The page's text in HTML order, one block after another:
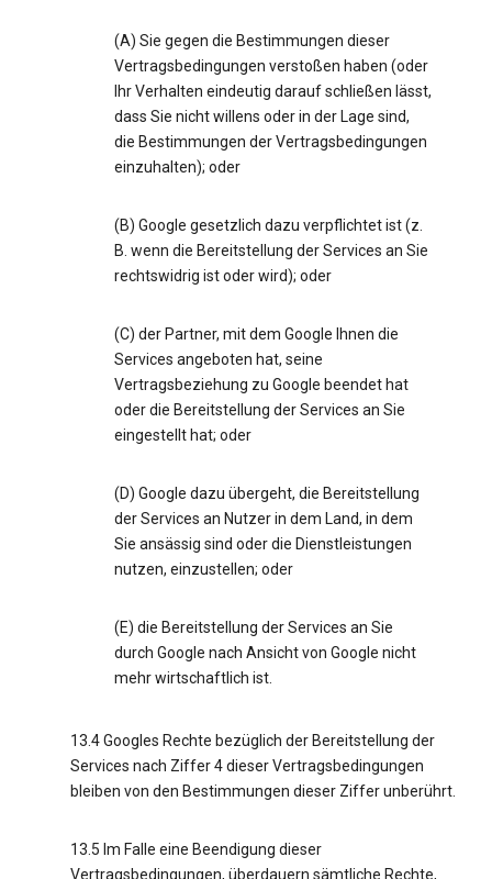
(A) Sie gegen die Bestimmungen dieser
Vertragsbedingungen verstoßen haben (oder
Ihr Verhalten eindeutig darauf schließen lässt,
dass Sie nicht willens oder in der Lage sind,
die Bestimmungen der Vertragsbedingungen
einzuhalten); oder
(B) Google gesetzlich dazu verpflichtet ist (z.
B. wenn die Bereitstellung der Services an Sie
rechtswidrig ist oder wird); oder
(C) der Partner, mit dem Google Ihnen die
Services angeboten hat, seine
Vertragsbeziehung zu Google beendet hat
oder die Bereitstellung der Services an Sie
eingestellt hat; oder
(D) Google dazu übergeht, die Bereitstellung
der Services an Nutzer in dem Land, in dem
Sie ansässig sind oder die Dienstleistungen
nutzen, einzustellen; oder
(E) die Bereitstellung der Services an Sie
durch Google nach Ansicht von Google nicht
mehr wirtschaftlich ist.
13.4 Googles Rechte bezüglich der Bereitstellung der
Services nach Ziffer 4 dieser Vertragsbedingungen
bleiben von den Bestimmungen dieser Ziffer unberührt.
13.5 Im Falle eine Beendigung dieser
Vertragsbedingungen, überdauern sämtliche Rechte,